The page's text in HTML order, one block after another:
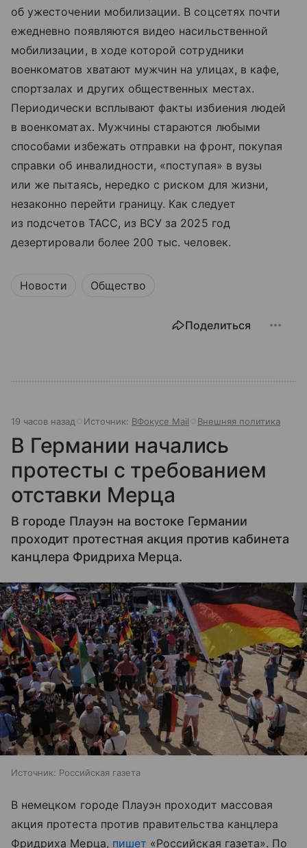
об ужесточении мобилизации. В соцсетях почти
ежедневно появляются видео насильственной
мобилизации, в ходе которой сотрудники
военкоматов хватают мужчин на улицах, в кафе,
спортзалах и других общественных местах.
Периодически всплывают факты избиения людей
в военкоматах. Мужчины стараются любыми
способами избежать отправки на фронт, покупая
справки об инвалидности, «поступая» в вузы
или же пытаясь, нередко с риском для жизни,
незаконно перейти границу. Как следует
из подсчетов ТАСС, из ВСУ за 2025 год
дезертировали более 200 тыс. человек.
Новости Общество
Поделиться
19 часов назад Источник: ВФокусе Mail Внешняя политика
В Германии начались
протесты с требованием
отставки Мерца
В городе Плауэн на востоке Германии
проходит протестная акция против кабинета
канцлера Фридриха Мерца.
Источник: Российская газета
В немецком городе Плауэн проходит массовая
акция протеста против правительства канцлера
Фридриха Мерца, пишет «Российская газета». По